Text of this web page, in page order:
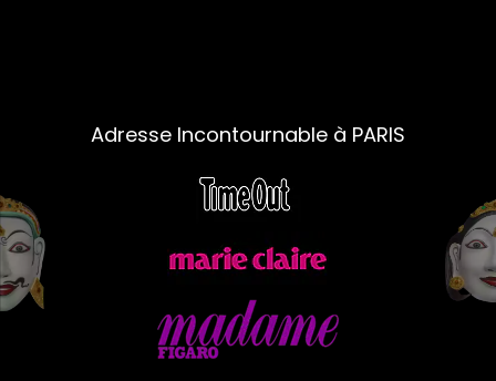
Adresse Incontournable à PARIS